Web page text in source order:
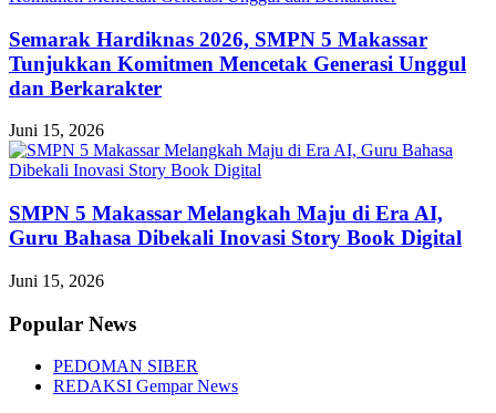
Semarak Hardiknas 2026, SMPN 5 Makassar
Tunjukkan Komitmen Mencetak Generasi Unggul
dan Berkarakter
Juni 15, 2026
SMPN 5 Makassar Melangkah Maju di Era AI,
Guru Bahasa Dibekali Inovasi Story Book Digital
Juni 15, 2026
Popular News
PEDOMAN SIBER
REDAKSI Gempar News